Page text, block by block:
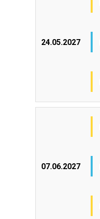
24.05.2027
07.06.2027